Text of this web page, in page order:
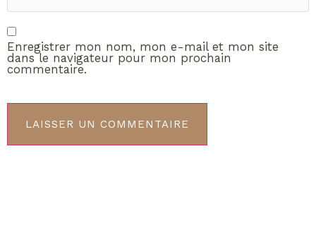
Enregistrer mon nom, mon e-mail et mon site
dans le navigateur pour mon prochain
commentaire.